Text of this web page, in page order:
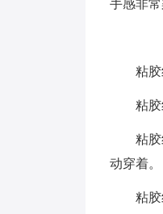
手感非
粘
粘
粘
动穿着。
粘